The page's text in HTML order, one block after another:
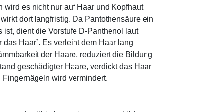
es nicht nur auf Haar und Kopfhaut
dort langfristig. Da Pantothensäure ein
dient die Vorstufe D-Panthenol laut
Haar”. Es verleiht dem Haar lang
der Haare, reduziert die Bildung
geschädigter Haare, verdickt das Haar
wird vermindert.